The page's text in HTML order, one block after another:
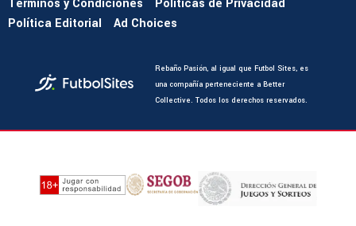
Términos y Condiciones
Políticas de Privacidad
Política Editorial
Ad Choices
Rebaño Pasión, al igual que Futbol Sites, es
una compañía perteneciente a Better
Collective. Todos los derechos reservados.